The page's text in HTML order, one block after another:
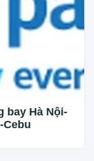
bay Hà Nội-
Cebu